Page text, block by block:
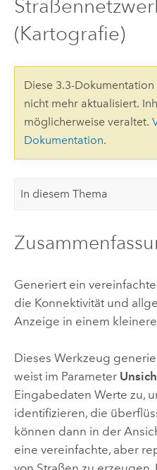
(Kartografie)
Diese 3.3-
nicht mehr aktualisiert.
möglicherweise veraltet.
Dokumentation.
In diesem Thema
Generiert ein
die Konnektivität und
Anzeige in einem
Dieses Werkzeug
weist im Parameter
Eingabedaten Werte zu,
identifizieren, die
können dann in der
eine vereinfachte, aber